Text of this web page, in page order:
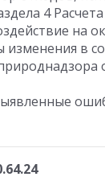
4
на
изменения в